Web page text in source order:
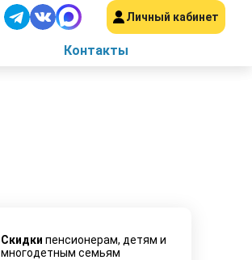
Личный кабинет
Контакты
Cкидки пенсионерам, детям и
многодетным семьям